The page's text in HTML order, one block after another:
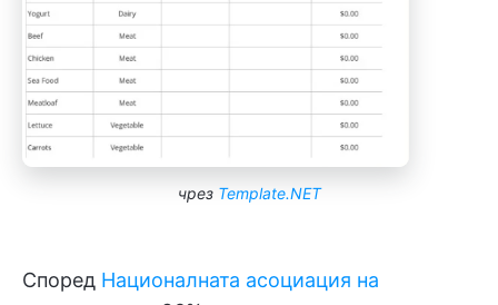
чрез Template.NET
Според Националната асоциация на